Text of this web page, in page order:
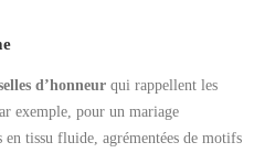
d’honneur qui rappellent les
exemple, pour un mariage
en tissu fluide, agrémentées de motifs